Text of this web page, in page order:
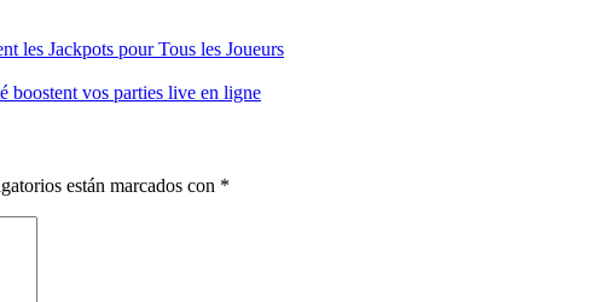
les Jackpots pour Tous les Joueurs
boostent vos parties live en ligne
están marcados con *